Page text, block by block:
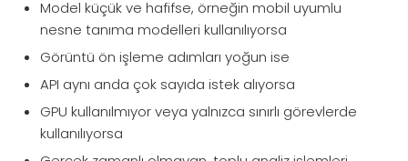
Model küçük ve hafifse, örneğin mobil uyumlu
nesne tanıma modelleri kullanılıyorsa
Görüntü ön işleme adımları yoğun ise
API aynı anda çok sayıda istek alıyorsa
GPU kullanılmıyor veya yalnızca sınırlı görevlerde
kullanılıyorsa